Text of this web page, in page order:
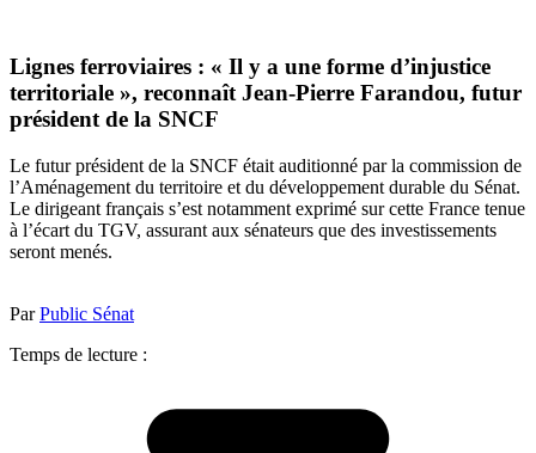
Lignes ferroviaires : « Il y a une forme d’injustice
territoriale », reconnaît Jean-Pierre Farandou, futur
président de la SNCF
Le futur président de la SNCF était auditionné par la commission de
l’Aménagement du territoire et du développement durable du Sénat.
Le dirigeant français s’est notamment exprimé sur cette France tenue
à l’écart du TGV, assurant aux sénateurs que des investissements
seront menés.
ParPublic Sénat
Temps de lecture :